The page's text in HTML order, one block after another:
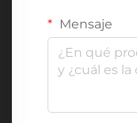
Mensaje